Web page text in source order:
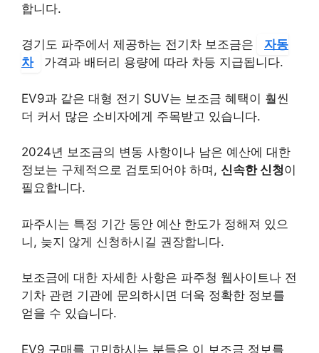
합니다.
경기도 파주에서 제공하는 전기차 보조금은
자동
차
가격과 배터리 용량에 따라 차등 지급됩니다.
EV9과 같은 대형 전기 SUV는 보조금 혜택이 훨씬
더 커서 많은 소비자에게 주목받고 있습니다.
2024년 보조금의 변동 사항이나 남은 예산에 대한
정보는 구체적으로 검토되어야 하며, 신속한 신청이
필요합니다.
파주시는 특정 기간 동안 예산 한도가 정해져 있으
니, 늦지 않게 신청하시길 권장합니다.
보조금에 대한 자세한 사항은 파주청 웹사이트나 전
기차 관련 기관에 문의하시면 더욱 정확한 정보를
얻을 수 있습니다.
EV9 구매를 고민하시는 분들은 이 보조금 정보를